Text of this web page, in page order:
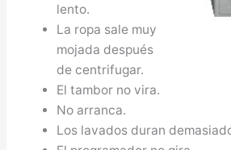
lento.
La ropa sale muy
mojada después
de centrifugar.
El tambor no vira.
No arranca.
Los lavados duran